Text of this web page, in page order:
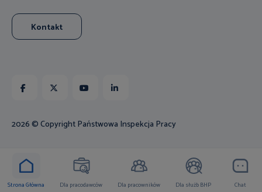
Kontakt
2026 © Copyright Państwowa Inspekcja Pracy
Strona Główna Dla pracodawców Dla pracowników Dla służb BHP Chat